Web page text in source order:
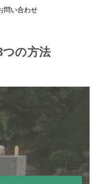
問い合わせ
の方法